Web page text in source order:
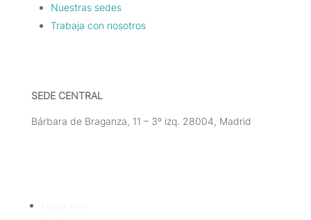
Nuestras sedes
Trabaja con nosotros
SEDE CENTRAL
Bárbara de Braganza, 11 – 3º izq. 28004, Madrid